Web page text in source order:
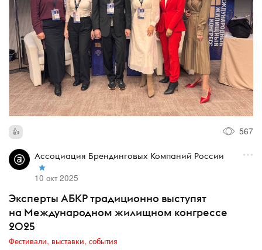
567
Ассоциация Брендинговых Компаний России
10 окт 2025
Эксперты АБКР традиционно выступят
на Международном жилищном конгрессе
2025
Фестивали, выставки, события